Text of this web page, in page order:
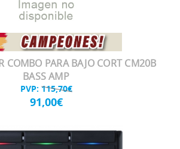
COMBO PARA BAJO CORT CM20B
BASS AMP
PVP: 115,70€
91,00€